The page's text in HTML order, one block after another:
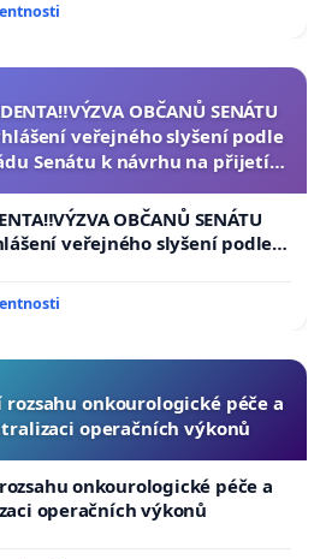
OBČANŮ SENÁTU
veřejného slyšení podle
Senátu k návrhu na přijetí
republiky
OBČANŮ SENÁTU
veřejného slyšení podle §
k návrhu na přijetí
žaloby na prezidenta
rozsahu onkourologické péče a
operačních výkonů
onkourologické péče a
operačních výkonů